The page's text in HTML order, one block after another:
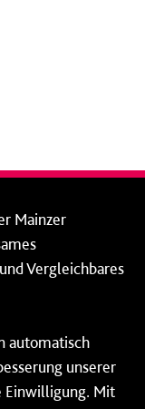
sowie an
werden Ihre
Mainzer
Vergleichbares
automatisch
unserer
Einwilligung. Mit